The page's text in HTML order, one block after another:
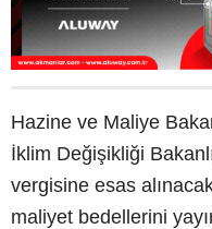
Hazine ve Maliye
İklim Değişikliği
vergisine esas
maliyet bedellerini